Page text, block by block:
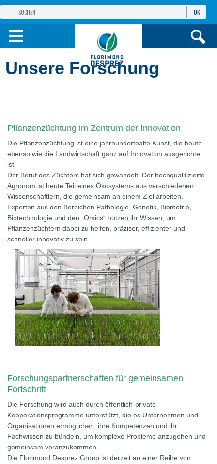
GRUPPE
PRODUKTE
OK
Unsere Forschung
Pflanzenzüchtung im Zentrum der Innovation
Die Pflanzenzüchtung ist eine jahrhundertealte Kunst, die heute
ebenso wie die Landwirtschaft ganz auf Innovation ausgerichtet
ist.
Der Beruf des Züchters hat sich gewandelt: Der hochqualifizierte
Agronom ist heute Teil eines Ökosystems aus verschiedenen
Wissenschaftlern, die gemeinsam an einem Ziel arbeiten.
Experten aus den Bereichen Pathologie, Genetik, Biometrie,
Biotechnologie und den „Omics“ nutzen ihr Wissen, um
Pflanzenzüchtern dabei zu helfen, präziser, effizienter und
schneller innovativ zu sein.
Forschungspartnerschaften für gemeinsamen
Fortschritt
Die Forschung wird auch durch öffentlich-private
Kooperationsprogramme unterstützt, die es Unternehmen und
Organisationen ermöglichen, ihre Kompetenzen und ihr
Fachwissen zu bündeln, um komplexe Probleme anzugehen und
gemeinsam voranzukommen.
Die Florimond Desprez Group ist derzeit an einer Reihe von